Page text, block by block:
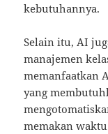
kebutuhannya.
Selain itu, AI
manajemen
memanfaatkan
yang
memakan